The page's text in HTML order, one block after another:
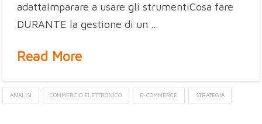
adattaImparare a usare gli strumentiCosa fare
DURANTE la gestione di un …
Read More
ANALISI COMMERCIO ELETTRONICO E-COMMERCE STRATEGIA